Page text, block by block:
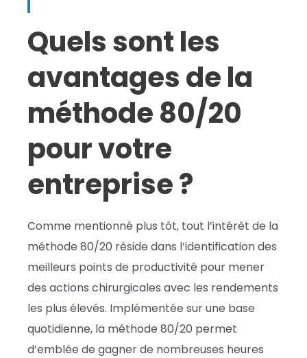
Quels sont les
avantages de la
méthode 80/20
pour votre
entreprise ?
Comme mentionné plus tôt, tout l’intérêt de la
méthode 80/20 réside dans l’identification des
meilleurs points de productivité pour mener
des actions chirurgicales avec les rendements
les plus élevés. Implémentée sur une base
quotidienne, la méthode 80/20 permet
d’emblée de gagner de nombreuses heures